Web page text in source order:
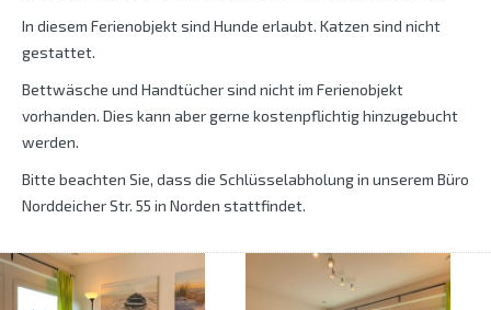
In diesem Ferienobjekt sind Hunde erlaubt. Katzen sind nicht
gestattet.
Bettwäsche und Handtücher sind nicht im Ferienobjekt
vorhanden. Dies kann aber gerne kostenpflichtig hinzugebucht
werden.
Bitte beachten Sie, dass die Schlüsselabholung in unserem Büro
Norddeicher Str. 55 in Norden stattfindet.